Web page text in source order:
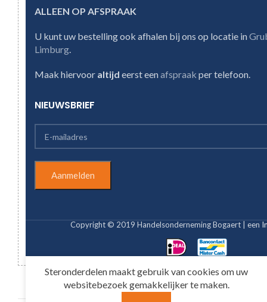
ALLEEN OP AFSPRAAK
U kunt uw bestelling ook afhalen bij ons op locatie in
Limburg.
Maak hiervoor altijd eerst eenafspraak per telefoon.
NIEUWSBRIEF
Copyright © 2019 Handelsonderneming Bogaert | een
Steronderdelen maakt gebruik van cookies om uw
websitebezoek gemakkelijker te maken.